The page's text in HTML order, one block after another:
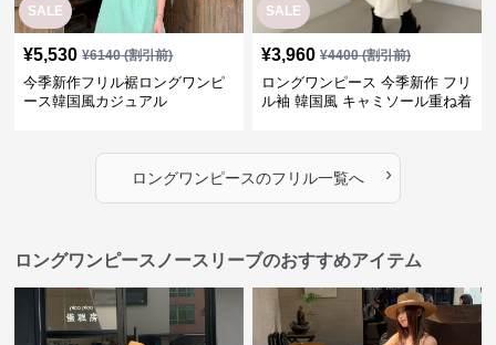
SALE
¥5,530 ¥6140(割引前)
今季新作フリル裾ロングワンピ
ース韓国風カジュアル
SALE
¥3,960 ¥4400(割引前)
ロングワンピース 今季新作 フリ
ル袖 韓国風 キャミソール重ね着
ロングワンピースのフリル一覧へ ›
ロングワンピースノースリーブのおすすめアイテム